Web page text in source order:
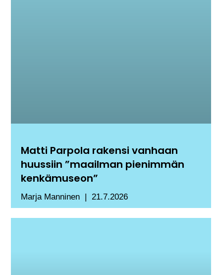
Matti Parpola rakensi vanhaan
huussiin ”maailman pienimmän
kenkämuseon”
Marja Manninen 21.7.2026